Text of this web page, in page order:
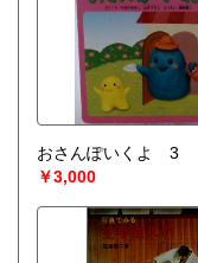
おさんぽいくよ 3
￥3,000